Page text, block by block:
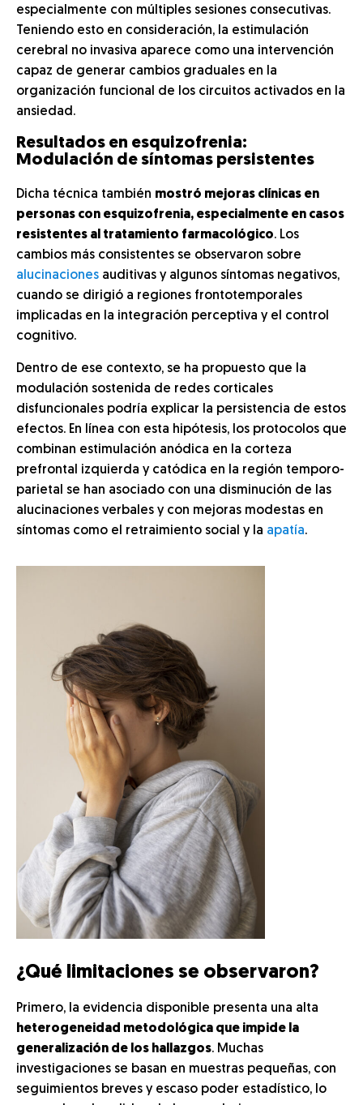
especialmente con múltiples sesiones consecutivas.
Teniendo esto en consideración, la estimulación
cerebral no invasiva aparece como una intervención
capaz de generar cambios graduales en la
organización funcional de los circuitos activados en la
ansiedad.
Resultados en esquizofrenia:
Modulación de síntomas persistentes
Dicha técnica también mostró mejoras clínicas en
personas con esquizofrenia, especialmente en casos
resistentes al tratamiento farmacológico. Los
cambios más consistentes se observaron sobre
alucinaciones auditivas y algunos síntomas negativos,
cuando se dirigió a regiones frontotemporales
implicadas en la integración perceptiva y el control
cognitivo.
Dentro de ese contexto, se ha propuesto que la
modulación sostenida de redes corticales
disfuncionales podría explicar la persistencia de estos
efectos. En línea con esta hipótesis, los protocolos que
combinan estimulación anódica en la corteza
prefrontal izquierda y catódica en la región temporo-
parietal se han asociado con una disminución de las
alucinaciones verbales y con mejoras modestas en
síntomas como el retraimiento social y la apatía.
¿Qué limitaciones se observaron?
Primero, la evidencia disponible presenta una alta
heterogeneidad metodológica que impide la
generalización de los hallazgos. Muchas
investigaciones se basan en muestras pequeñas, con
seguimientos breves y escaso poder estadístico, lo